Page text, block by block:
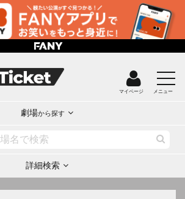
マイページ メニュー
劇場から探す
詳細検索